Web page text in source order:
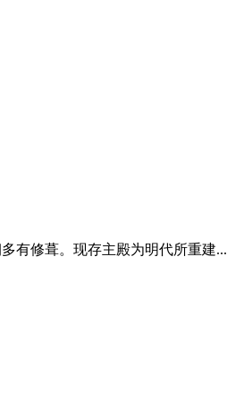
有修葺。现存主殿为明代所重建...